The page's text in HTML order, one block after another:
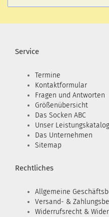
Service
Termine
Kontaktformular
Fragen und Antworten
Größenübersicht
Das Socken ABC
Unser Leistungskatalog
Das Unternehmen
Sitemap
Rechtliches
Allgemeine
Versand- &
Widerrufsrecht &